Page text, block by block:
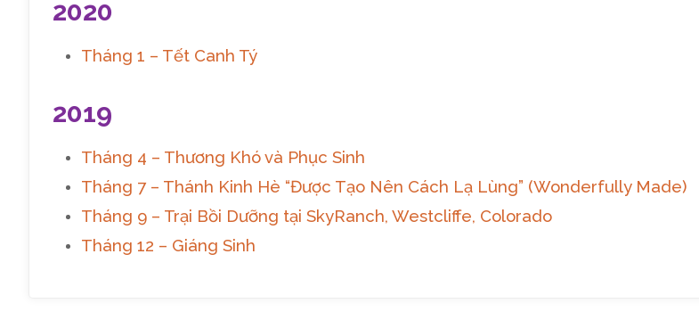
2020
Tháng 1 – Tết Canh Tý
2019
Tháng 4 – Thương Khó và Phục Sinh
Tháng 7 – Thánh Kinh Hè “Được Tạo Nên Cách Lạ Lùng” (Wonderfully Made)
Tháng 9 – Trại Bồi Dưỡng tại SkyRanch, Westcliffe, Colorado
Tháng 12 – Giáng Sinh